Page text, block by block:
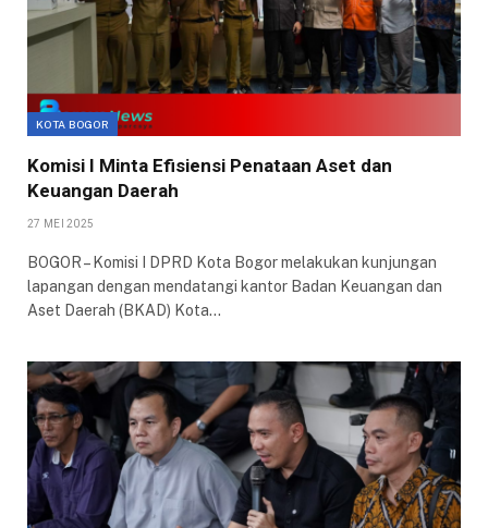
KOTA BOGOR
Komisi I Minta Efisiensi Penataan Aset dan
Keuangan Daerah
27 MEI 2025
BOGOR – Komisi I DPRD Kota Bogor melakukan kunjungan
lapangan dengan mendatangi kantor Badan Keuangan dan
Aset Daerah (BKAD) Kota…